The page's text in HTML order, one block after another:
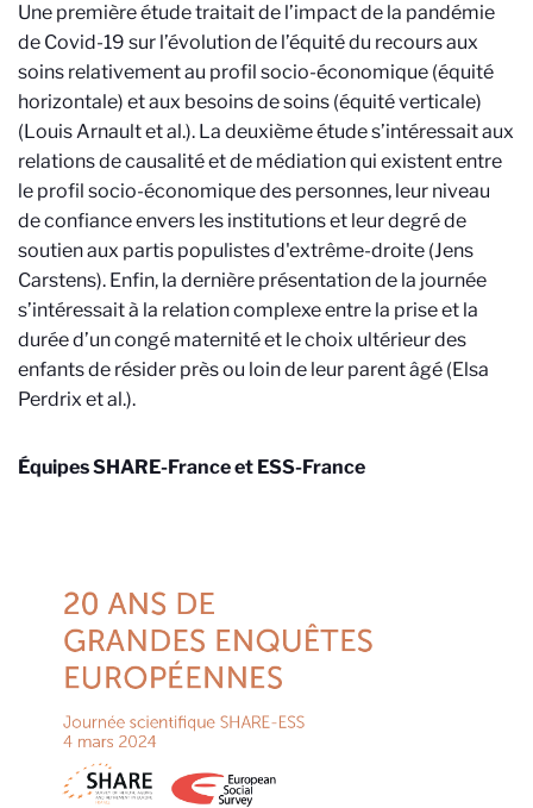
Une première étude traitait de l’impact de la pandémie
de Covid-19 sur l’évolution de l’équité du recours aux
soins relativement au profil socio-économique (équité
horizontale) et aux besoins de soins (équité verticale)
(Louis Arnault et al.). La deuxième étude s’intéressait aux
relations de causalité et de médiation qui existent entre
le profil socio-économique des personnes, leur niveau
de confiance envers les institutions et leur degré de
soutien aux partis populistes d'extrême-droite (Jens
Carstens). Enfin, la dernière présentation de la journée
s’intéressait à la relation complexe entre la prise et la
durée d’un congé maternité et le choix ultérieur des
enfants de résider près ou loin de leur parent âgé (Elsa
Perdrix et al.).
Équipes SHARE-France et ESS-France